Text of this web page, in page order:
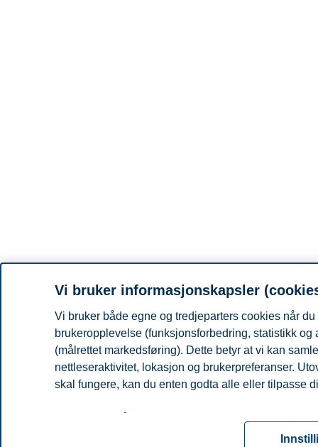
Vi bruker informasjonskapsler
Vi bruker både egne og tredjeparters cookies når
brukeropplevelse (funksjonsforbedring, statistikk
(målrettet markedsføring). Dette betyr at vi kan
nettleseraktivitet, lokasjon og brukerpreferanser.
skal fungere, kan du enten godta alle eller tilpasse
for informasjonskapsler. Du kan når som helst